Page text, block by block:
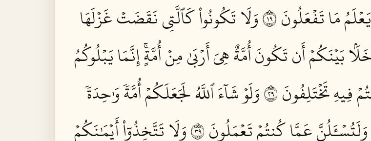
مَا تَفۡعَلُونَ ٩١
وَلَا تَكُونُواْ كَٱلَّتِي نَقَضَتۡ غَزۡلَهَا
بَيۡنَكُمۡ أَن تَكُونَ أُمَّةٌ هِيَ أَرۡبَىٰ مِنۡ أُمَّةٍۚ إِنَّمَا يَبۡلُوكُمُ
تَخۡتَلِفُونَ ٩٢
وَلَوۡ شَآءَ ٱللَّهُ لَجَعَلَكُمۡ أُمَّةٗ وَٰحِدَةٗ
عَمَّا كُنتُمۡ تَعۡمَلُونَ ٩٣
وَلَا تَتَّخِذُوٓاْ أَيۡمَٰنَكُمۡ